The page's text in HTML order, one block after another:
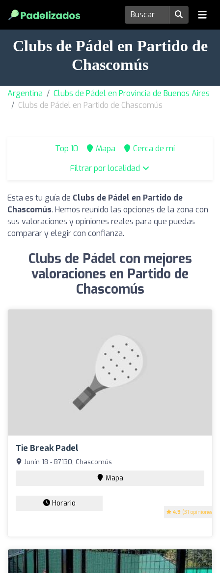
Clubs de Pádel en Partido de
Chascomús
Argentina
Clubs de Pádel en Provincia de Buenos Aires
Clubs de Pádel en Partido de Chascomús
Top 10 Mapa
Cerca de mí
Filtrar por localidad
Esta es tu guía de Clubs de Pádel en Partido de
Chascomús. Hemos reunido las opciones de la zona con
sus valoraciones y opiniones reales para que puedas
comparar y elegir con confianza.
Clubs de Pádel con mejores
valoraciones en Partido de
Chascomús
Tie Break Padel
4.9 (31 opiniones)
Junín 18 - B7130, Chascomús
Mapa
Horario